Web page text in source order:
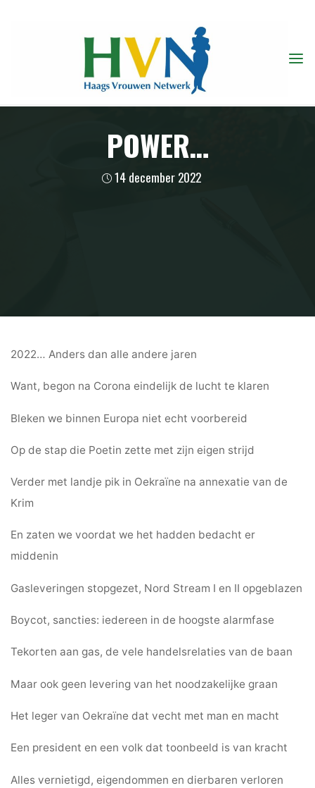
POWER…
14 december 2022
2022… Anders dan alle andere jaren
Want, begon na Corona eindelijk de lucht te klaren
Bleken we binnen Europa niet echt voorbereid
Op de stap die Poetin zette met zijn eigen strijd
Verder met landje pik in Oekraïne na annexatie van de
Krim
En zaten we voordat we het hadden bedacht er
middenin
Gasleveringen stopgezet, Nord Stream I en II opgeblazen
Boycot, sancties: iedereen in de hoogste alarmfase
Tekorten aan gas, de vele handelsrelaties van de baan
Maar ook geen levering van het noodzakelijke graan
Het leger van Oekraïne dat vecht met man en macht
Een president en een volk dat toonbeeld is van kracht
Alles vernietigd, eigendommen en dierbaren verloren